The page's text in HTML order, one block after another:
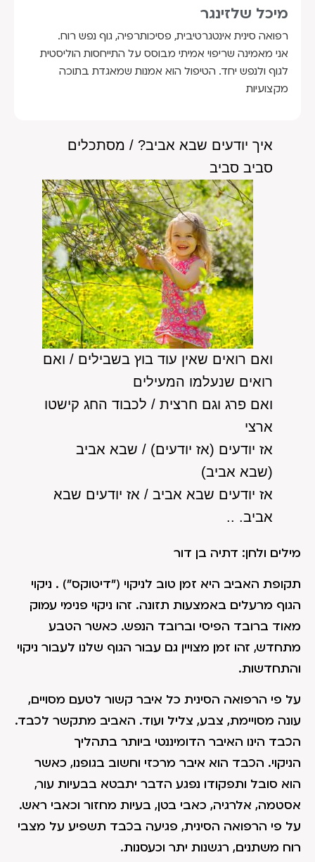
מיכל שלזינגר
רפואה סינית אינטגרטיבית, פסיכותרפיה, גוף נפש רוח.
אני מאמינה שריפוי אמיתי מבוסס על התייחסות הוליסטית
לגוף ולנפש יחד. הטיפול הוא אמנות שמאגדת בתוכה
מקצועיות
איך יודעים שבא אביב? / מסתכלים
סביב סביב
ואם רואים שאין עוד בוץ בשבילים / ואם
רואים שנעלמו המעילים
ואם פרג וגם חרצית / לכבוד החג קישטו
ארצי
אז יודעים (אז יודעים) / שבא אביב
(שבא אביב)
אז יודעים שבא אביב / אז יודעים שבא
אביב. ..
מילים ולחן: דתיה בן דור
תקופת האביב היא זמן טוב לניקוי ("דיטוקס") . ניקוי
הגוף מרעלים באמצעות תזונה. זהו ניקוי פנימי עמוק
מאוד ברובד הפיסי וברובד הנפש. כאשר הטבע
מתחדש, זהו זמן מצויין גם עבור הגוף שלנו לעבור ניקוי
והתחדשות.
על פי הרפואה הסינית כל איבר קשור לטעם מסויים,
עונה מסויימת, צבע, צליל ועוד. האביב מתקשר לכבד.
הכבד הינו האיבר הדומיננטי ביותר בתהליך
הניקוי. הכבד הוא איבר מרכזי וחשוב בגופנו, כאשר
הוא סובל ותפקודו נפגע הדבר יתבטא בבעיות עור,
אסטמה, אלרגיה, כאבי בטן, בעיות מחזור וכאבי ראש.
על פי הרפואה הסינית, פגיעה בכבד תשפיע על מצבי
רוח משתנים, רגשנות יתר וכעסנות.